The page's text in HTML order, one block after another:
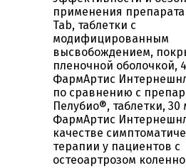
применения препарата
Tab, таблетки c
модифицированным
высвобождением,
пленочной оболочкой,
ФармАртис
по сравнению с
Пелубио®, таблетки,
ФармАртис
качестве
терапии у пациентов с
остеоартрозом